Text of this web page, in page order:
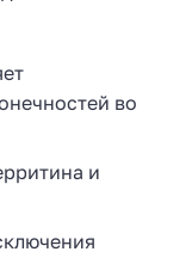
во
и